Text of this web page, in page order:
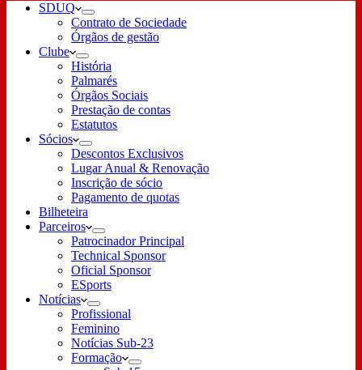
SDUQ
Contrato de Sociedade
Órgãos de gestão
Clube
História
Palmarés
Órgãos Sociais
Prestação de contas
Estatutos
Sócios
Descontos Exclusivos
Lugar Anual & Renovação
Inscrição de sócio
Pagamento de quotas
Bilheteira
Parceiros
Patrocinador Principal
Technical Sponsor
Oficial Sponsor
ESports
Notícias
Profissional
Feminino
Notícias Sub-23
Formação